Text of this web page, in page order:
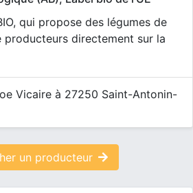
qui propose des légumes de
producteurs directement sur la
Vicaire à 27250 Saint-Antonin-
un producteur